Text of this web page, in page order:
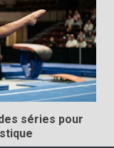
séries pour